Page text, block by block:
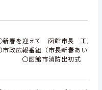
春を迎えて 函館市長 工藤壽
市政広報番組（市長新春あいさつ
〇函館市消防出初式